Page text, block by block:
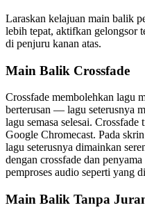
Laraskan kelajuan main balik
lebih tepat, aktifkan gelongsor
di penjuru kanan atas.
Main Balik Crossfade
Crossfade membolehkan lagu
berterusan — lagu seterusnya
lagu semasa selesai.
Google Chromecast. Pada
lagu seterusnya dimainkan
dengan crossfade dan
pemproses audio seperti yang
Main Balik Tanpa